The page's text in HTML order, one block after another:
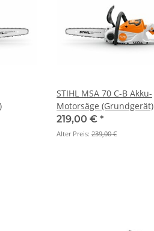
STIHL MSA 70 C-B Akku-
Motorsäge (Grundgerät)
219,00 € *
Alter Preis: 239,00 €